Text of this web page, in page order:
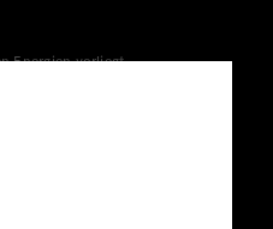
Energien vorliegt,
sich auf den
vom Fahrstil und